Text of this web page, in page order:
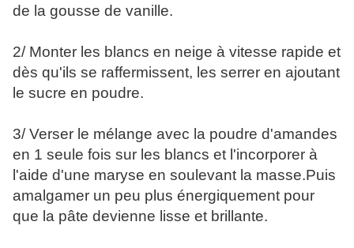
de la gousse de vanille.
2/ Monter les blancs en neige à vitesse rapide et
dès qu'ils se raffermissent, les serrer en ajoutant
le sucre en poudre.
3/ Verser le mélange avec la poudre d'amandes
en 1 seule fois sur les blancs et l'incorporer à
l'aide d'une maryse en soulevant la masse.Puis
amalgamer un peu plus énergiquement pour
que la pâte devienne lisse et brillante.